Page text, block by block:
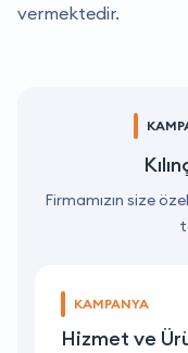
vermektedir.
Firmamızın size
KAMPANYA
Hizmet ve